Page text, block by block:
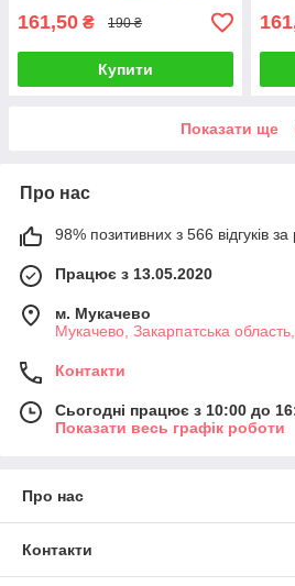
161,50 ₴ 190 ₴
Купити
Показати ще
Про нас
98% позитивних з 566 відгуків за
Працює з 13.05.2020
м. Мукачево
Мукачево, Закарпатська
Контакти
Сьогодні працює з 10:00 до
Показати весь графік роботи
Про нас
Контакти